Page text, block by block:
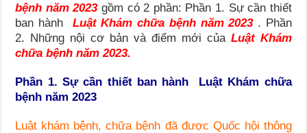
bệnh năm 2023gồm có 2 phần: Phần 1. Sự cần thiết
ban hành Luật Khám chữa bệnh năm 2023. Phần
2. Những nội cơ bản và điểm mới của Luật Khám
chữa bệnh năm 2023.
Phần 1. Sự cần thiết ban hành Luật Khám chữa
bệnh năm 2023
Luật khám bệnh, chữa bệnh đã được Quốc hội thông